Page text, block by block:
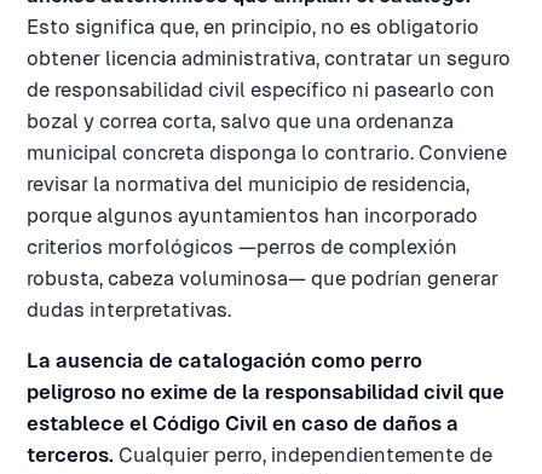
Esto significa que, en principio, no es obligatorio
obtener licencia administrativa, contratar un seguro
de responsabilidad civil específico ni pasearlo con
bozal y correa corta, salvo que una ordenanza
municipal concreta disponga lo contrario. Conviene
revisar la normativa del municipio de residencia,
porque algunos ayuntamientos han incorporado
criterios morfológicos —perros de complexión
robusta, cabeza voluminosa— que podrían generar
dudas interpretativas.
La ausencia de catalogación como perro
peligroso no exime de la responsabilidad civil que
establece el Código Civil en caso de daños a
terceros. Cualquier perro, independientemente de